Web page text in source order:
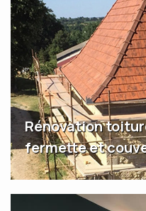
Rénovation
fermette et